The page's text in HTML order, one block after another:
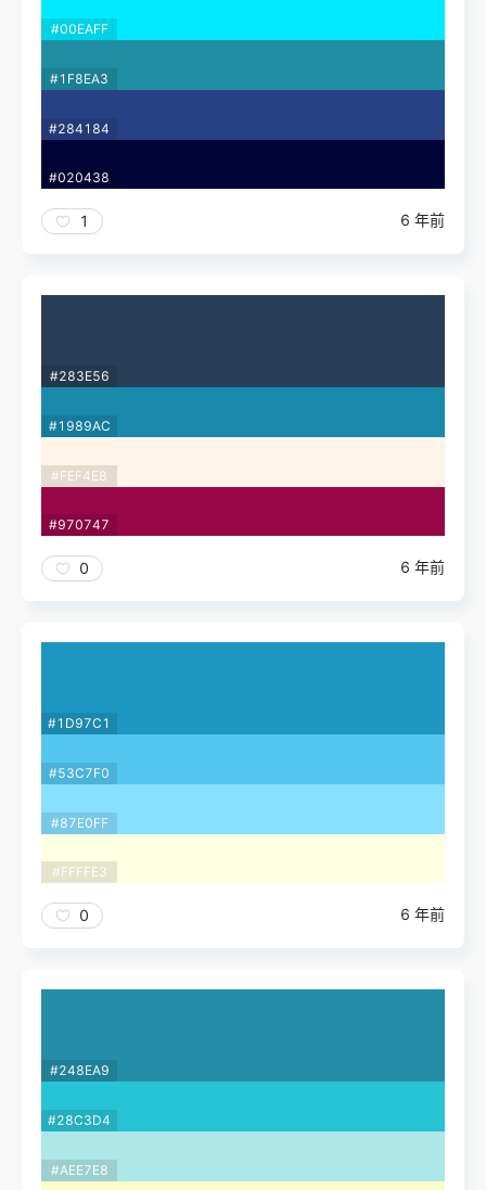
#00EAFF
#1F8EA3
#284184
#020438
1 6 年前
#283E56
#1989AC
#FEF4E8
#970747
0 6 年前
#1D97C1
#53C7F0
#87E0FF
#FFFFE3
0 6 年前
#248EA9
#28C3D4
#AEE7E8